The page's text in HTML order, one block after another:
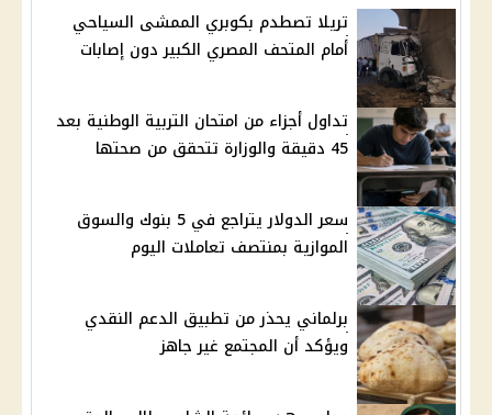
تريلا تصطدم بكوبري الممشى السياحي
أمام المتحف المصري الكبير دون إصابات
تداول أجزاء من امتحان التربية الوطنية بعد
45 دقيقة والوزارة تتحقق من صحتها
سعر الدولار يتراجع في 5 بنوك والسوق
الموازية بمنتصف تعاملات اليوم
برلماني يحذر من تطبيق الدعم النقدي
ويؤكد أن المجتمع غير جاهز